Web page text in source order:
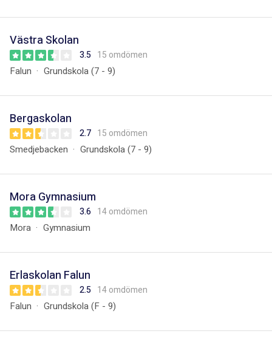
Västra Skolan
3.5 15 omdömen
Falun Grundskola (7 - 9)
Bergaskolan
2.7 15 omdömen
Smedjebacken Grundskola (7 - 9)
Mora Gymnasium
3.6 14 omdömen
Mora Gymnasium
Erlaskolan Falun
2.5 14 omdömen
Falun Grundskola (F - 9)